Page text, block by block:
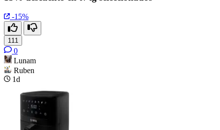
-15%
111
0
Lunam
Ruben
1d